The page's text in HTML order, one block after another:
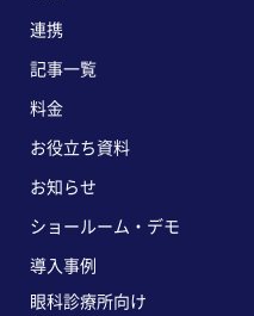
連携
記事一覧
料金
お役立ち資料
お知らせ
ショールーム・デモ
導入事例
眼科診療所向け